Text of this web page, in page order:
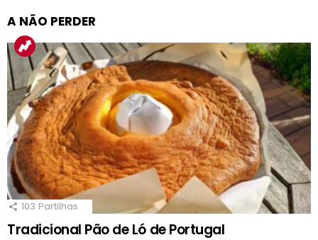
A NÃO PERDER
103 Partilhas
Tradicional Pão de Ló de Portugal